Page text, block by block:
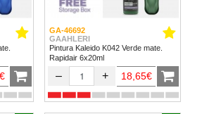
GA-46692
GAAHLERI
Pintura Kaleido K042 Verde mate.
Rapidair 6x20ml
– + 18,65€